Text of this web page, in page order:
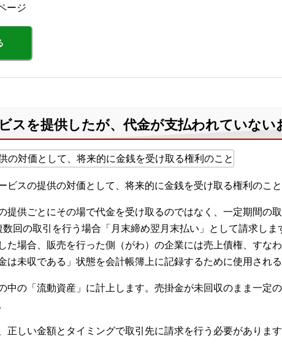
ージ
スを提供したが、代金が支払われていない
ビスの提供の対価として、将来的に金銭を受け取る権利のこ
提供ごとにその場で代金を受け取るのではなく、一定期間の
回の取引を行う場合「月末締め翌月末払い」として請求し
た場合、販売を行った側（がわ）の企業には売上債権、すな
は未収である」状態を会計帳簿上に記録するために使用され
中の「流動資産」に計上します。売掛金が未回収のまま一定
正しい金額とタイミングで取引先に請求を行う必要がありま